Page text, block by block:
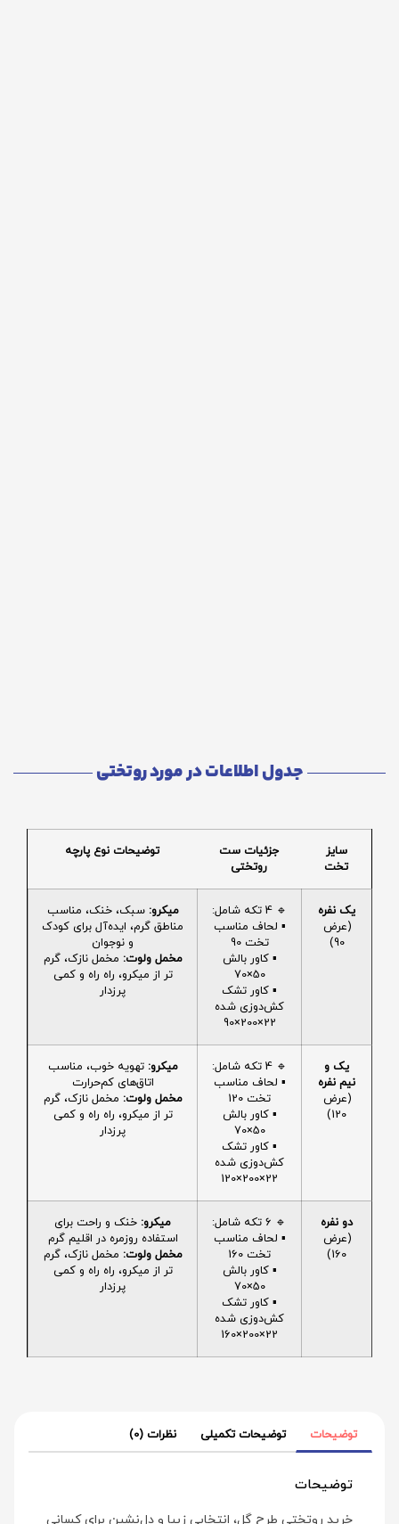
جدول اطلاعات در مورد روتختی
سایز
تخت
جزئیات ست
روتختی
توضیحات نوع پارچه
یک نفره
(عرض
90)
🔹 4 تکه شامل:
▪️ لحاف مناسب
تخت 90
▪️ کاور بالش
50×70
▪️ کاور تشک
کش‌دوزی شده
22×200×90
میکرو: سبک، خنک، مناسب
مناطق گرم، ایده‌آل برای کودک
و نوجوان
مخمل ولوت: مخمل نازک، گرم
تر از میکرو، راه راه و کمی
پرزدار
یک و
نیم نفره
(عرض
120)
🔹 4 تکه شامل:
▪️ لحاف مناسب
تخت 120
▪️ کاور بالش
50×70
▪️ کاور تشک
کش‌دوزی شده
22×200×120
میکرو: تهویه خوب، مناسب
اتاق‌های کم‌حرارت
مخمل ولوت: مخمل نازک، گرم
تر از میکرو، راه راه و کمی
پرزدار
دو نفره
(عرض
160)
🔹 6 تکه شامل:
▪️ لحاف مناسب
تخت 160
▪️ کاور بالش
50×70
▪️ کاور تشک
کش‌دوزی شده
22×200×160
میکرو: خنک و راحت برای
استفاده روزمره در اقلیم گرم
مخمل ولوت: مخمل نازک، گرم
تر از میکرو، راه راه و کمی
پرزدار
توضیحات توضیحات تکمیلی نظرات (0)
توضیحات
خرید روتختی طرح گل، انتخابی زیبا و دل‌نشین برای کسانی